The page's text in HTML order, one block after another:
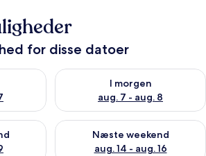
for disse datoer
i aften aug. 6 - aug. 7
I morgen
aug. 7 - aug. 8
Tjek tilgængelighed for i
denne weekend aug. 7 - aug. 9
Næste weekend
aug. 14 - aug. 16
Tjek tilgængelighed for næste